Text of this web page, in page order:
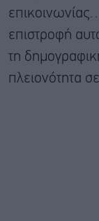
επιστροφή
τη
πλειονότητα